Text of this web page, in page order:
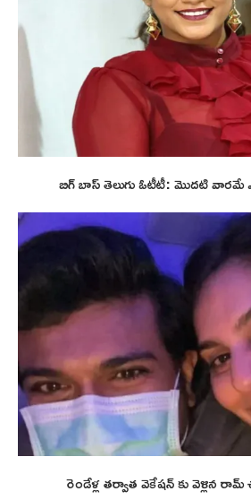
బిగ్ బాస్ తెలుగు ఓటీటీ: మొదటి
రెండేళ్ల తర్వాత వెకేషన్ కు వెళ్లిన